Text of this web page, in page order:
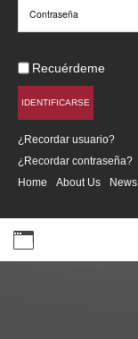
Recuérdeme
IDENTIFICARSE
¿Recordar usuario?
¿Recordar contraseña?
Home
About Us News